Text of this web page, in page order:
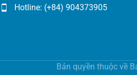
Hotline: (+84) 904373905
Bản quyền thuộc về